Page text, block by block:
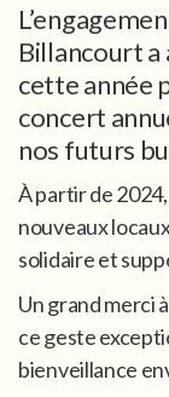
Billancourt
cette année
concert
nos futurs
À partir de
nouveaux
solidaire et
Un grand merci
ce geste
bienveillance